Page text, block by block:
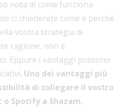
nota di come funziona
ci chiederete come e perché
vostra strategia di
ragione, non è
Eppure i vantaggi possono
Uno dei vantaggi più
di collegare il vostro
o Spotify a Shazam.